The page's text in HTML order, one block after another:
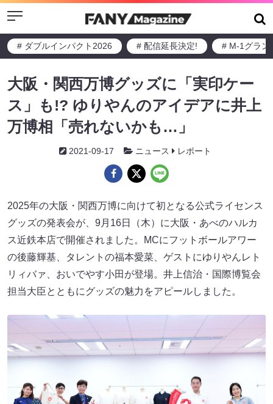
Menu
# ダブルインパクト2026 # 配信延長決定! # M-1グラン
大阪・関西万博グッズに「実印ケー
ス」も!? ゆりやんのアイデアに井上
万博相「売れないかも…」
2021-09-17 ニュース レポート
2025年の大阪・関西万博に向けて初となる公式ライセンス
グッズの発表会が、9月16日（木）に大阪・あべのハルカ
ス近鉄本店で開催されました。MCにフットボールアワー
の後藤輝基、タレントの福本愛菜、ゲストにゆりやんレト
リィバァ、おいでやす小田が登場。井上信治・国際博覧会
担当大臣とともにグッズの魅力をアピールしました。